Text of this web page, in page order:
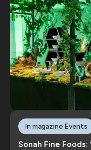
Sonah Fine
In magazine Events